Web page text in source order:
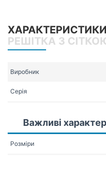
ХАРАКТЕРИСТИКИ
РЕШІТКА З
Виробник
Серія
Важливі
Розміри